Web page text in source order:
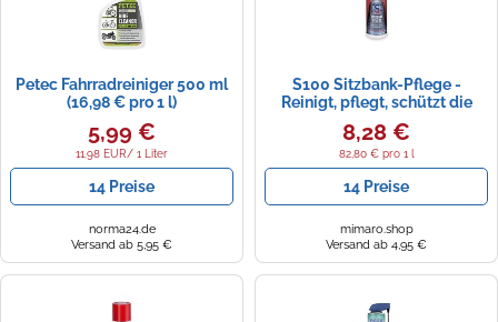
Petec Fahrradreiniger 500 ml
(16,98 € pro 1 l)
5,99 €
11.98 EUR/ 1 Liter
14 Preise
norma24.de
Versand ab 5,95 €
S100 Sitzbank-Pflege -
Reinigt, pflegt, schützt die
Motorrad-Sitzbank
8,28 €
82,80 € pro 1 l
14 Preise
mimaro.shop
Versand ab 4,95 €